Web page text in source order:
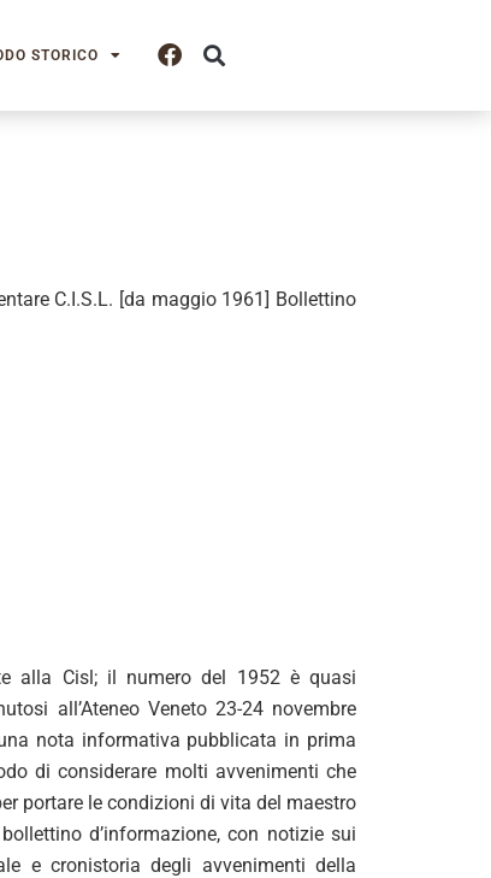
STORICO
C.I.S.L. [da maggio 1961] Bollettino
alla Cisl; il numero del 1952 è quasi
all’Ateneo Veneto 23-24 novembre
nota informativa pubblicata in prima
di considerare molti avvenimenti che
portare le condizioni di vita del maestro
d’informazione, con notizie sui
e cronistoria degli avvenimenti della